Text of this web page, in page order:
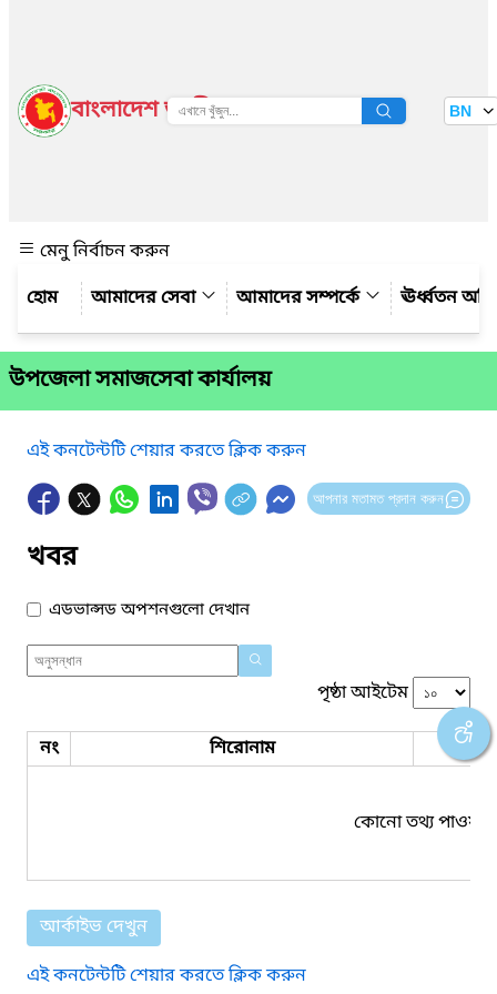
বাংলাদেশ জাতীয় তথ্য বাতায়ন BN
মেনু নির্বাচন করুন
আমাদের সেবা
আমাদের সম্পর্কে ঊর্ধ্বতন
উপজেলা সমাজসেবা কার্যালয়
এই কনটেন্টটি শেয়ার করতে ক্লিক করুন
আপনার মতামত প্রদান করুন
খবর
এডভান্সড অপশনগুলো দেখান
পৃষ্ঠা আইটেম
নং শিরোনাম ফাইল
কোনো তথ্য পাওয়া
আর্কাইভ দেখুন
এই কনটেন্টটি শেয়ার করতে ক্লিক করুন